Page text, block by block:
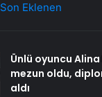
Son Eklenen
Ünlü oyuncu Alina
mezun oldu,
aldı